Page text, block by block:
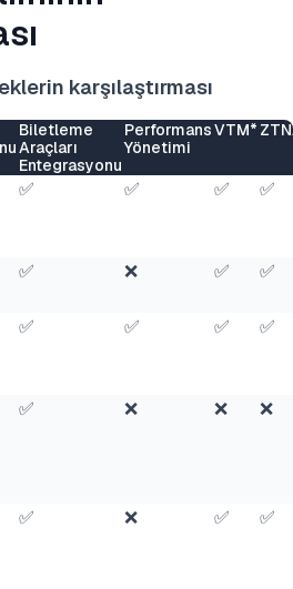
karşılaştırması
Biletleme
Araçları
Entegrasyonu
Performans
Yönetimi
VTM*
✅ ✅ ✅ ✅
✅ ❌ ✅ ✅
✅ ✅ ✅ ✅
✅ ❌ ❌ ❌
✅ ❌ ✅ ✅